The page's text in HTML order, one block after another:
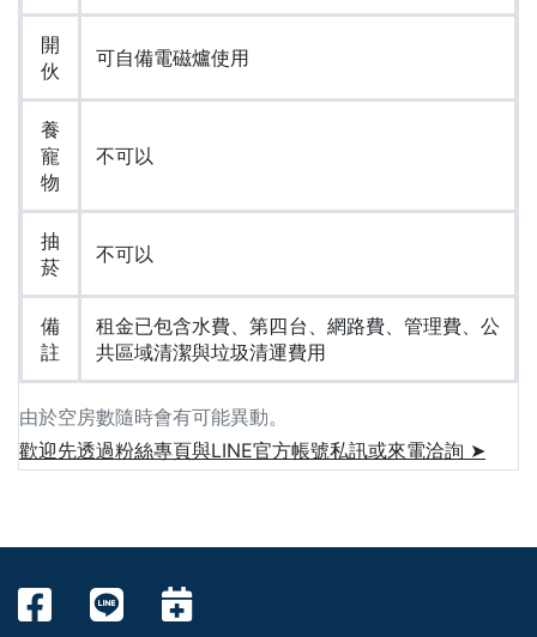
由於空房數隨時會有可能異動。
歡迎先透過粉絲專頁與LINE官方帳號私訊或來電洽詢 ➤
開
伙
可自備電磁爐使用
養
寵
物
不可以
抽
菸
不可以
備
註
租金已包含水費、第四台、網路費、管理費、公
共區域清潔與垃圾清運費用